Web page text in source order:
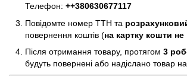
Телефон: ++380630677117
Повідомте номер ТТН та
повернення коштів (на картку кошти
Після отримання товару, протягом 3
будуть повернені або надіслано товар на